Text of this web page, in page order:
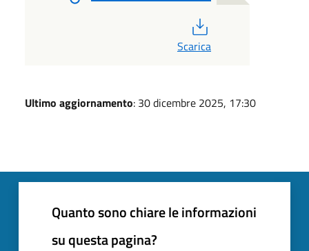
Scarica
Ultimo aggiornamento: 30 dicembre 2025, 17:30
Quanto sono chiare le informazioni
su questa pagina?